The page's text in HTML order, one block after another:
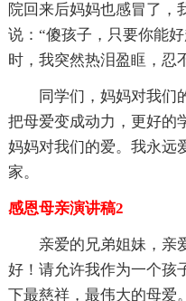
院回来后妈妈也感冒了，
说：“傻孩子，只要你能
时，我突然热泪盈眶，忍
同学们，妈妈对我们
把母爱变成动力，更好的
妈妈对我们的爱。我永远
家。
感恩母亲演讲稿2
亲爱的兄弟姐妹，亲
好！请允许我作为一个孩
下最慈祥，最伟大的母爱